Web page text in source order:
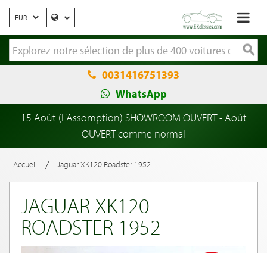
0031416751393
WhatsApp
15 Août (L'Assomption) SHOWROOM OUVERT - Août
OUVERT comme normal
Accueil / Jaguar XK120 Roadster 1952
JAGUAR XK120
ROADSTER 1952